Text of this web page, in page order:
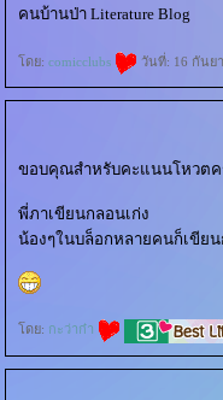
คนบ้านป่า Literature Blog
ดย: comicclubs วันที่: 16 กันยา
ขอบคุณสำหรับคะแนนโหวต
พี่ภาเขียนกลอนเก่ง
น้องๆในบล็อกหลายคนก็เขียน
ดย: กะว่าก๋า